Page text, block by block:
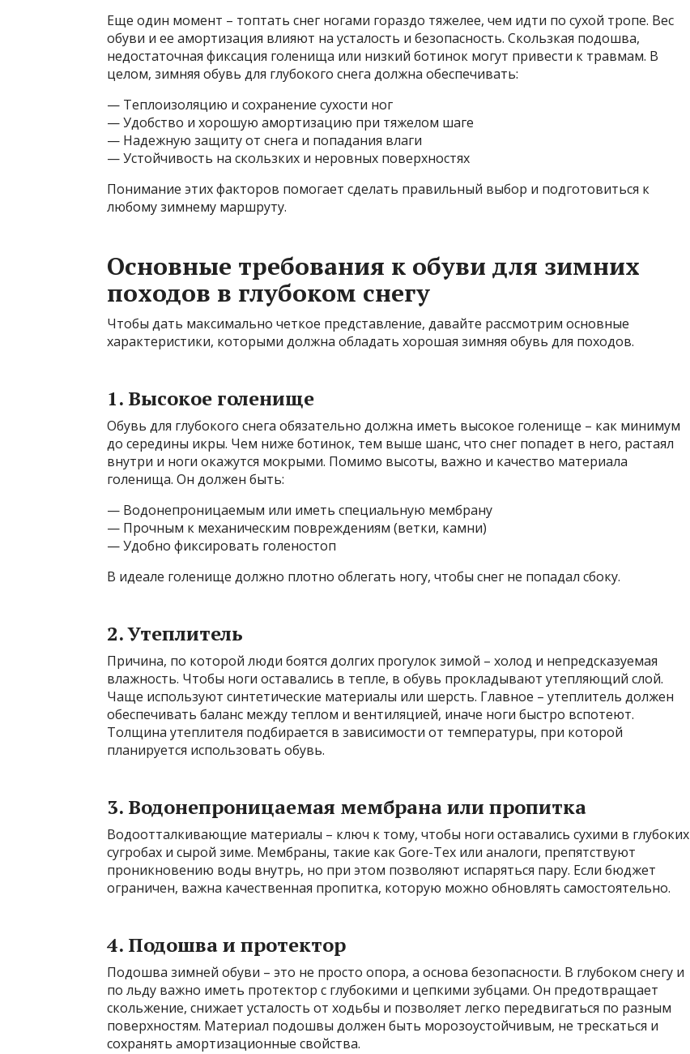
Еще один момент – топтать снег ногами гораздо тяжелее, чем идти по сухой тропе. Вес
обуви и ее амортизация влияют на усталость и безопасность. Скользкая подошва,
недостаточная фиксация голенища или низкий ботинок могут привести к травмам. В
целом, зимняя обувь для глубокого снега должна обеспечивать:
— Теплоизоляцию и сохранение сухости ног
— Удобство и хорошую амортизацию при тяжелом шаге
— Надежную защиту от снега и попадания влаги
— Устойчивость на скользких и неровных поверхностях
Понимание этих факторов помогает сделать правильный выбор и подготовиться к
любому зимнему маршруту.
Основные требования к обуви для зимних
походов в глубоком снегу
Чтобы дать максимально четкое представление, давайте рассмотрим основные
характеристики, которыми должна обладать хорошая зимняя обувь для походов.
1. Высокое голенище
Обувь для глубокого снега обязательно должна иметь высокое голенище – как минимум
до середины икры. Чем ниже ботинок, тем выше шанс, что снег попадет в него, растаял
внутри и ноги окажутся мокрыми. Помимо высоты, важно и качество материала
голенища. Он должен быть:
— Водонепроницаемым или иметь специальную мембрану
— Прочным к механическим повреждениям (ветки, камни)
— Удобно фиксировать голеностоп
В идеале голенище должно плотно облегать ногу, чтобы снег не попадал сбоку.
2. Утеплитель
Причина, по которой люди боятся долгих прогулок зимой – холод и непредсказуемая
влажность. Чтобы ноги оставались в тепле, в обувь прокладывают утепляющий слой.
Чаще используют синтетические материалы или шерсть. Главное – утеплитель должен
обеспечивать баланс между теплом и вентиляцией, иначе ноги быстро вспотеют.
Толщина утеплителя подбирается в зависимости от температуры, при которой
планируется использовать обувь.
3. Водонепроницаемая мембрана или пропитка
Водоотталкивающие материалы – ключ к тому, чтобы ноги оставались сухими в глубоких
сугробах и сырой зиме. Мембраны, такие как Gore-Tex или аналоги, препятствуют
проникновению воды внутрь, но при этом позволяют испаряться пару. Если бюджет
ограничен, важна качественная пропитка, которую можно обновлять самостоятельно.
4. Подошва и протектор
Подошва зимней обуви – это не просто опора, а основа безопасности. В глубоком снегу и
по льду важно иметь протектор с глубокими и цепкими зубцами. Он предотвращает
скольжение, снижает усталость от ходьбы и позволяет легко передвигаться по разным
поверхностям. Материал подошвы должен быть морозоустойчивым, не трескаться и
сохранять амортизационные свойства.